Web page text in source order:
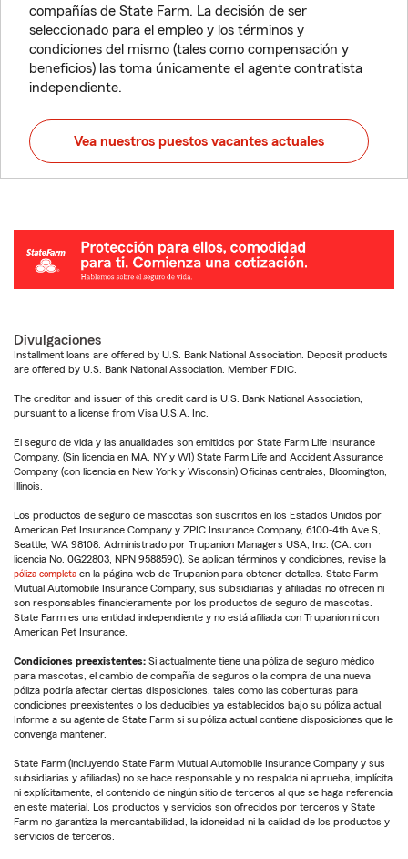
compañías de State Farm. La decisión de ser
seleccionado para el empleo y los términos y
condiciones del mismo (tales como compensación y
beneficios) las toma únicamente el agente contratista
independiente.
Vea nuestros puestos vacantes actuales
Divulgaciones
Installment loans are offered by U.S. Bank National Association. Deposit products
are offered by U.S. Bank National Association. Member FDIC.
The creditor and issuer of this credit card is U.S. Bank National Association,
pursuant to a license from Visa U.S.A. Inc.
El seguro de vida y las anualidades son emitidos por State Farm Life Insurance
Company. (Sin licencia en MA, NY y WI) State Farm Life and Accident Assurance
Company (con licencia en New York y Wisconsin) Oficinas centrales, Bloomington,
Illinois.
Los productos de seguro de mascotas son suscritos en los Estados Unidos por
American Pet Insurance Company y ZPIC Insurance Company, 6100-4th Ave S,
Seattle, WA 98108. Administrado por Trupanion Managers USA, Inc. (CA: con
licencia No. 0G22803, NPN 9588590). Se aplican términos y condiciones, revise la
póliza completa en la página web de Trupanion para obtener detalles. State Farm
Mutual Automobile Insurance Company, sus subsidiarias y afiliadas no ofrecen ni
son responsables financieramente por los productos de seguro de mascotas.
State Farm es una entidad independiente y no está afiliada con Trupanion ni con
American Pet Insurance.
Condiciones preexistentes: Si actualmente tiene una póliza de seguro médico
para mascotas, el cambio de compañía de seguros o la compra de una nueva
póliza podría afectar ciertas disposiciones, tales como las coberturas para
condiciones preexistentes o los deducibles ya establecidos bajo su póliza actual.
Informe a su agente de State Farm si su póliza actual contiene disposiciones que le
convenga mantener.
State Farm (incluyendo State Farm Mutual Automobile Insurance Company y sus
subsidiarias y afiliadas) no se hace responsable y no respalda ni aprueba, implícita
ni explícitamente, el contenido de ningún sitio de terceros al que se haga referencia
en este material. Los productos y servicios son ofrecidos por terceros y State
Farm no garantiza la mercantabilidad, la idoneidad ni la calidad de los productos y
servicios de terceros.